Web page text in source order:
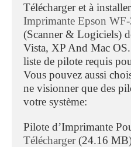
Télécharger et à
Imprimante Epson
(Scanner & Logiciels)
Vista, XP And Mac
liste de pilote requis
Vous pouvez aussi
ne visionner que des
votre système:
Pilote d’Imprimante
Télécharger(24.16